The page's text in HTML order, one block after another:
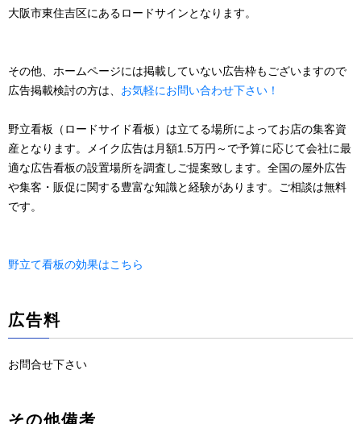
大阪市東住吉区にあるロードサインとなります。
その他、ホームページには掲載していない広告枠もございますので
広告掲載検討の方は、 お気軽にお問い合わせ下さい！
野立看板（ロードサイド看板）は立てる場所によってお店の集客資
産となります。メイク広告は月額1.5万円～で予算に応じて会社に最
適な広告看板の設置場所を調査しご提案致します。全国の屋外広告
や集客・販促に関する豊富な知識と経験があります。ご相談は無料
です。
野立て看板の効果はこちら
広告料
お問合せ下さい
その他備考